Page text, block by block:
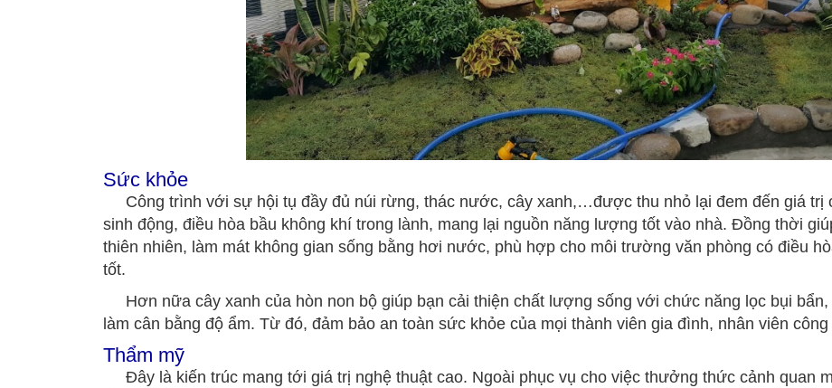
Sức khỏe
Công trình với sự hội tụ đầy đủ núi rừng, thác nước, cây xanh,…được thu nhỏ lại đem đến giá trị
sinh động, điều hòa bầu không khí trong lành, mang lại nguồn năng lượng tốt vào nhà. Đồng thời
thiên nhiên, làm mát không gian sống bằng hơi nước, phù hợp cho môi trường văn phòng có điều
tốt.
Hơn nữa cây xanh của hòn non bộ giúp bạn cải thiện chất lượng sống với chức năng lọc bụi
làm cân bằng độ ẩm. Từ đó, đảm bảo an toàn sức khỏe của mọi thành viên gia đình, nhân viên
Thẩm mỹ
Đây là kiến trúc mang tới giá trị nghệ thuật cao. Ngoài phục vụ cho việc thưởng thức cảnh quan